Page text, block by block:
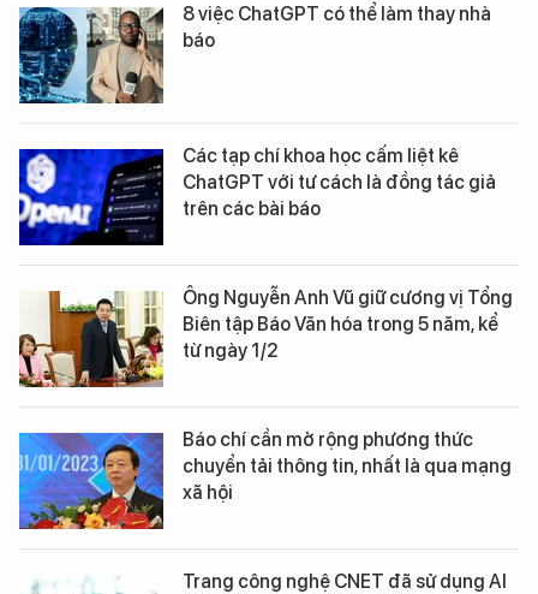
8 việc ChatGPT có thể làm thay nhà
báo
Các tạp chí khoa học cấm liệt kê
ChatGPT với tư cách là đồng tác giả
trên các bài báo
Ông Nguyễn Anh Vũ giữ cương vị Tổng
Biên tập Báo Văn hóa trong 5 năm, kể
từ ngày 1/2
Báo chí cần mở rộng phương thức
chuyển tải thông tin, nhất là qua mạng
xã hội
Trang công nghệ CNET đã sử dụng AI